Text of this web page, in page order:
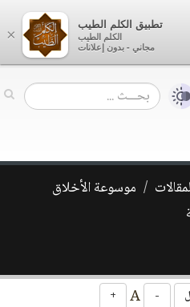
موسوعة الأخلاق
-
+
×
تطبيق الكلم الطيب
الكلم الطيب
مجاني - بدون إعلانات